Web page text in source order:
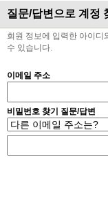
질문/답변으로 계정
회원 정보에 입력한 아이디
수 있습니다.
이메일 주소
비밀번호 찾기 질문/답변